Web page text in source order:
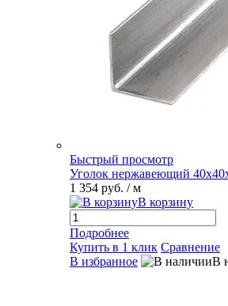
Быстрый просмотр
Уголок нержавеющий
1 354 руб. / м
В корзину
Подробнее
Купить в 1 клик Сравнение
В избранное
В